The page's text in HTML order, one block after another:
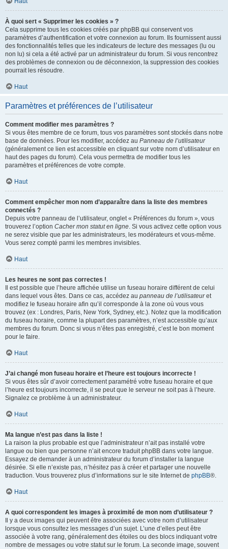
À quoi sert « Supprimer les cookies » ?
Cela supprime tous les cookies créés par phpBB qui conservent vos
paramètres d’authentification et votre connexion au forum. Ils fournissent aussi
des fonctionnalités telles que les indicateurs de lecture des messages (lu ou
non lu) si cela a été activé par un administrateur du forum. Si vous rencontrez
des problèmes de connexion ou de déconnexion, la suppression des cookies
pourrait les résoudre.
Haut
Paramètres et préférences de l’utilisateur
Comment modifier mes paramètres ?
Si vous êtes membre de ce forum, tous vos paramètres sont stockés dans notre
base de données. Pour les modifier, accédez au Panneau de l’utilisateur
(généralement ce lien est accessible en cliquant sur votre nom d’utilisateur en
haut des pages du forum). Cela vous permettra de modifier tous les
paramètres et préférences de votre compte.
Haut
Comment empêcher mon nom d’apparaître dans la liste des membres
connectés ?
Depuis votre panneau de l’utilisateur, onglet « Préférences du forum », vous
trouverez l’option Cacher mon statut en ligne. Si vous activez cette option vous
ne serez visible que par les administrateurs, les modérateurs et vous-même.
Vous serez compté parmi les membres invisibles.
Haut
Les heures ne sont pas correctes !
Il est possible que l’heure affichée utilise un fuseau horaire différent de celui
dans lequel vous êtes. Dans ce cas, accédez au panneau de l’utilisateuret
modifiez le fuseau horaire afin qu’il corresponde à la zone où vous vous
trouvez (ex : Londres, Paris, New York, Sydney, etc.). Notez que la modification
du fuseau horaire, comme la plupart des paramètres, n’est accessible qu’aux
membres du forum. Donc si vous n’êtes pas enregistré, c’est le bon moment
pour le faire.
Haut
J’ai changé mon fuseau horaire et l’heure est toujours incorrecte !
Si vous êtes sûr d’avoir correctement paramétré votre fuseau horaire et que
l’heure est toujours incorrecte, il se peut que le serveur ne soit pas à l’heure.
Signalez ce problème à un administrateur.
Haut
Ma langue n’est pas dans la liste !
La raison la plus probable est que l’administrateur n’ait pas installé votre
langue ou bien que personne n’ait encore traduit phpBB dans votre langue.
Essayez de demander à un administrateur du forum d’installer la langue
désirée. Si elle n’existe pas, n’hésitez pas à créer et partager une nouvelle
traduction. Vous trouverez plus d’informations sur le site Internet de phpBB®.
Haut
A quoi correspondent les images à proximité de mon nom d’utilisateur ?
Il y a deux images qui peuvent être associées avec votre nom d’utilisateur
lorsque vous consultez les messages d’un sujet. L’une d’elles peut être
associée à votre rang, généralement des étoiles ou des blocs indiquant votre
nombre de messages ou votre statut sur le forum. La seconde image, souvent